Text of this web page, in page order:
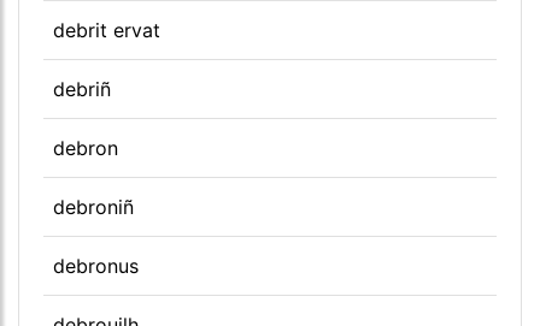
debrit ervat
debriñ
debron
debroniñ
debronus